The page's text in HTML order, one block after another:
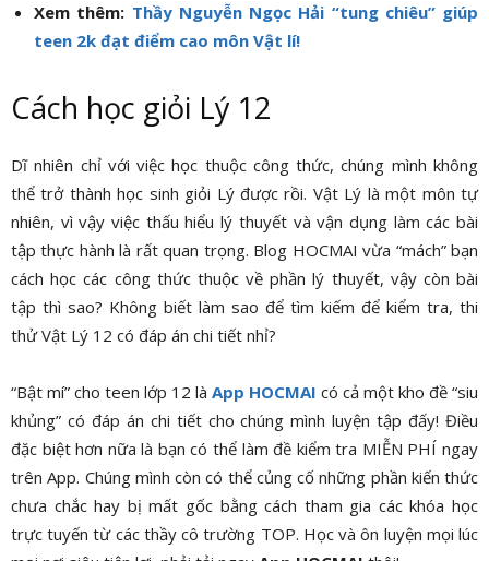
Xem thêm: Thầy Nguyễn Ngọc Hải “tung chiêu” giúp
teen 2k đạt điểm cao môn Vật lí!
Cách học giỏi Lý 12
Dĩ nhiên chỉ với việc học thuộc công thức, chúng mình không
thể trở thành học sinh giỏi Lý được rồi. Vật Lý là một môn tự
nhiên, vì vậy việc thấu hiểu lý thuyết và vận dụng làm các bài
tập thực hành là rất quan trọng. Blog HOCMAI vừa “mách” bạn
cách học các công thức thuộc về phần lý thuyết, vậy còn bài
tập thì sao? Không biết làm sao để tìm kiếm để kiểm tra, thi
thử Vật Lý 12 có đáp án chi tiết nhỉ?
“Bật mí” cho teen lớp 12 là App HOCMAI có cả một kho đề “siu
khủng” có đáp án chi tiết cho chúng mình luyện tập đấy! Điều
đặc biệt hơn nữa là bạn có thể làm đề kiểm tra MIỄN PHÍ ngay
trên App. Chúng mình còn có thể củng cố những phần kiến thức
chưa chắc hay bị mất gốc bằng cách tham gia các khóa học
trực tuyến từ các thầy cô trường TOP. Học và ôn luyện mọi lúc